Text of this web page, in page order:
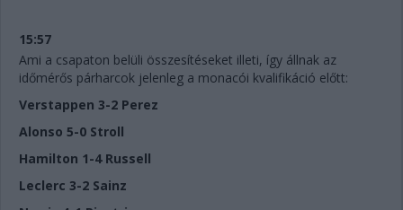
15:57
Ami a csapaton belüli összesítéseket illeti, így állnak az
időmérős párharcok jelenleg a monacói kvalifikáció előtt:
Verstappen 3-2 Perez
Alonso 5-0 Stroll
Hamilton 1-4 Russell
Leclerc 3-2 Sainz